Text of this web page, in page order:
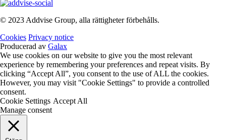
© 2023 Addvise Group, alla rättigheter förbehålls.
Cookies Privacy notice
Producerad av Galax
We use cookies on our website to give you the most relevant
experience by remembering your preferences and repeat visits. By
clicking “Accept All”, you consent to the use of ALL the cookies.
However, you may visit "Cookie Settings" to provide a controlled
consent.
Cookie Settings Accept All
Manage consent